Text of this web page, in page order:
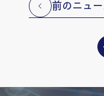
前のニュー